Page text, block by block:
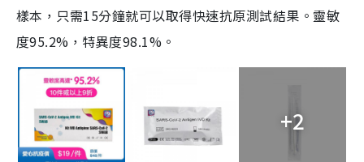
樣本，只需15分鐘就可以取得快速抗原測試結果。靈敏
度95.2%，特異度98.1%。
+2